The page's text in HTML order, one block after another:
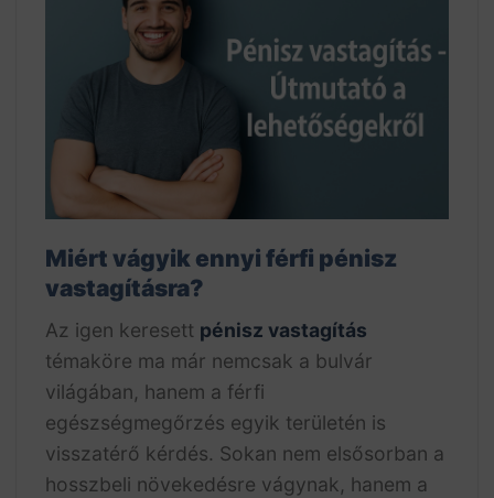
Miért vágyik ennyi férfi pénisz
vastagításra?
Az igen keresett pénisz vastagítás
témaköre ma már nemcsak a bulvár
világában, hanem a férfi
egészségmegőrzés egyik területén is
visszatérő kérdés. Sokan nem elsősorban a
hosszbeli növekedésre vágynak, hanem a